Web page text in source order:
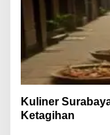
Kuliner
Ketagihan